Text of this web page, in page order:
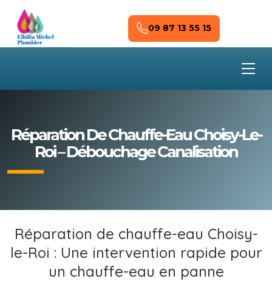
Skip to main content
09 87 13 55 15
Réparation De Chauffe-Eau Choisy-Le-
Roi – Débouchage Canalisation
Réparation de chauffe-eau Choisy-
le-Roi : Une intervention rapide pour
un chauffe-eau en panne